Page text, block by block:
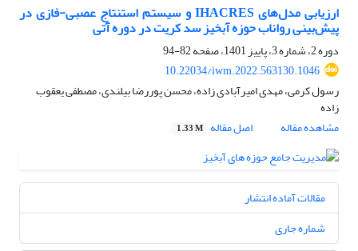
ارزیابی مدل‌های IHACRES و سیستم استنتاج عصبی-فازی در
پیش‌بینی رواناب حوزه آبخیز سد کریت در دوره آتی
دوره 2، شماره 3، پاییز 1401، صفحه
82-94
10.22034/iwm.2022.563130.1046
رسول کرمی، مهدی امیرآبادی زاده، محسن پوررضا بیلندی، مصطفی یعقوب
زاده
مشاهده مقاله
اصل مقاله 1.33 M
مقالات آماده انتشار
شماره جاری